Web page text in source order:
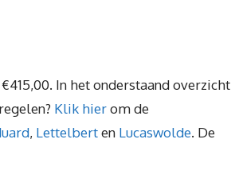
In het onderstaand overzicht
Klik hierom de
, Lettelberten Lucaswolde. De